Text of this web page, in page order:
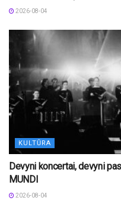
2026-08-04
KULTŪRA
Devyni koncertai, devyni
MUNDI
2026-08-04